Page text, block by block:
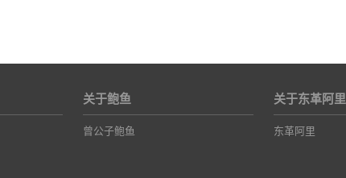
关于鲍鱼
曾公子鲍鱼
关于东革阿里
东革阿里